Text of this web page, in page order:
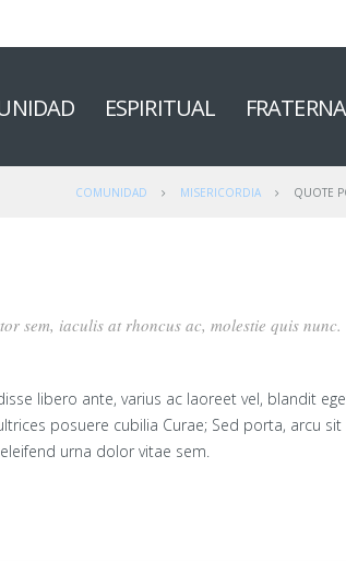
ESPIRITUAL FRATERNA
COMUNIDAD MISERICORDIA QUOTE
sem, iaculis at rhoncus ac, molestie quis nunc.
libero ante, varius ac laoreet vel, blandit
posuere cubilia Curae; Sed porta, arcu
urna dolor vitae sem.